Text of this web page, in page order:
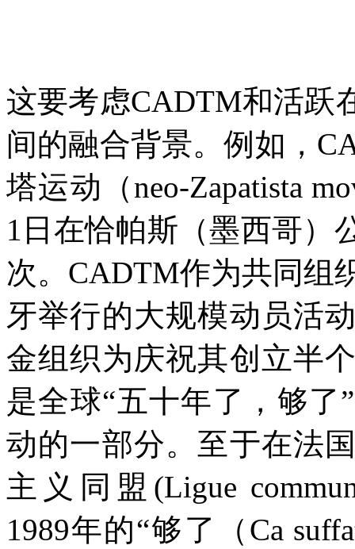
这要考虑CADTM和活跃
间的融合背景。例如，
塔运动（neo-Zapatista
1 日在恰帕斯（墨西哥）
次。 CADTM作为共同组
牙举行的大规模动员活
金组织为庆祝其创立半
是全球“五十年了，够了
动的一部分。至于在法
主义同盟 (Ligue
1989年的“够了（ Ca